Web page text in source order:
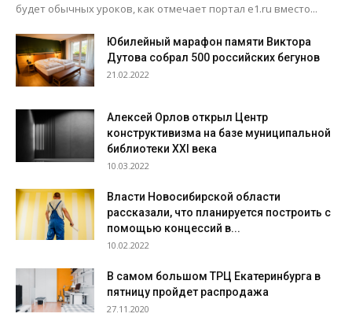
будет обычных уроков, как отмечает портал e1.ru вместо...
Юбилейный марафон памяти Виктора
Дутова собрал 500 российских бегунов
21.02.2022
Алексей Орлов открыл Центр
конструктивизма на базе муниципальной
библиотеки XXI века
10.03.2022
Власти Новосибирской области
рассказали, что планируется построить с
помощью концессий в...
10.02.2022
В самом большом ТРЦ Екатеринбурга в
пятницу пройдет распродажа
27.11.2020